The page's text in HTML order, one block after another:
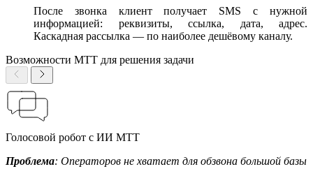
После звонка клиент получает SMS с нужной
информацией: реквизиты, ссылка, дата, адрес.
Каскадная рассылка — по наиболее дешёвому каналу.
Возможности МТТ для решения задачи
Голосовой робот с ИИ МТТ
Проблема: Операторов не хватает для обзвона большой базы